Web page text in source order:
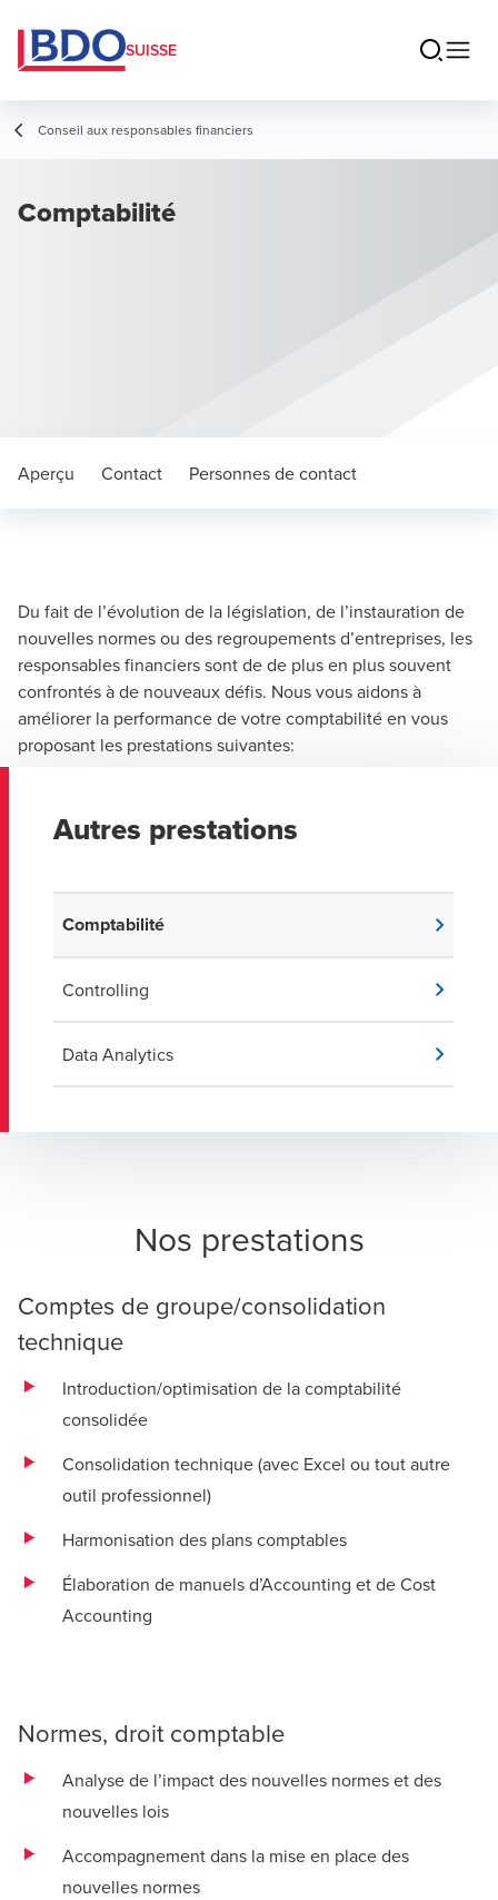
SUISSE
Conseil aux responsables financiers
Comptabilité
Aperçu Contact Personnes de contact
Du fait de l’évolution de la législation, de l’instauration de
nouvelles normes ou des regroupements d’entreprises, les
responsables financiers sont de de plus en plus souvent
confrontés à de nouveaux défis. Nous vous aidons à
améliorer la performance de votre comptabilité en vous
proposant les prestations suivantes:
Autres prestations
Comptabilité
Controlling
Data Analytics
Nos prestations
Comptes de groupe/consolidation
technique
Introduction/optimisation de la comptabilité
consolidée
Consolidation technique (avec Excel ou tout autre
outil professionnel)
Harmonisation des plans comptables
Élaboration de manuels d’Accounting et de Cost
Accounting
Normes, droit comptable
Analyse de l’impact des nouvelles normes et des
nouvelles lois
Accompagnement dans la mise en place des
nouvelles normes